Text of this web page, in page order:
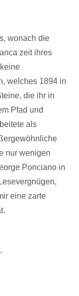
wonach die
zeit ihres
welches 1894 in
die ihr in
Pfad und
als
nur wenigen
Ponciano in
eine zarte